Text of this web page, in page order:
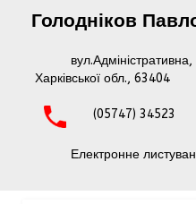
Голодніков
Харківської обл., 63404
(05747) 34523
Електронне